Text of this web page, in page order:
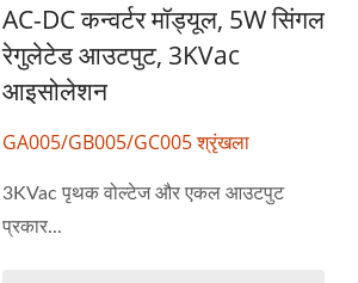
AC-DC कन्वर्टर मॉड्यूल, 5W सिंगल
रेगुलेटेड आउटपुट, 3KVac
आइसोलेशन
GA005/GB005/GC005 श्रृंखला
3KVac पृथक वोल्टेज और एकल आउटपुट
प्रकार...